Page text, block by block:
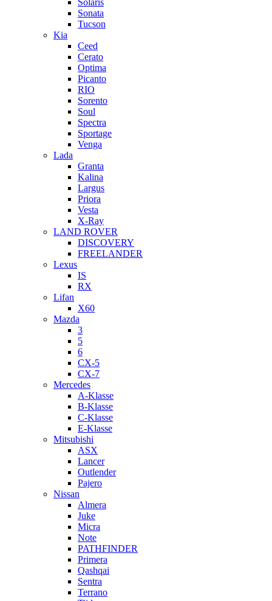
Solaris
Sonata
Tucson
Kia
Ceed
Cerato
Optima
Picanto
RIO
Sorento
Soul
Spectra
Sportage
Venga
Lada
Granta
Kalina
Largus
Priora
Vesta
X-Ray
LAND ROVER
DISCOVERY
FREELANDER
Lexus
IS
RX
Lifan
X60
Mazda
3
5
6
CX-5
CX-7
Mercedes
A-Klasse
B-Klasse
C-Klasse
E-Klasse
Mitsubishi
ASX
Lancer
Outlender
Pajero
Nissan
Almera
Juke
Micra
Note
PATHFINDER
Primera
Qashqai
Sentra
Terrano